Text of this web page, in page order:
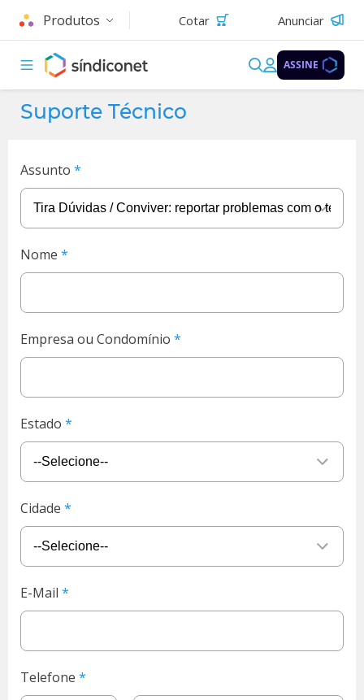
Produtos Cotar Anunciar
ASSINE
Suporte Técnico
Assunto
Nome
Empresa ou Condomínio
Estado
Cidade
E-Mail
Telefone